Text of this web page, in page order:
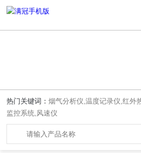
热门关键词：烟气分析仪,温度记录仪,红外
监控系统,风速仪